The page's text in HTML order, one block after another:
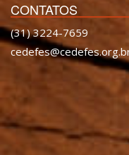
CONTATOS
(31) 3224-7659